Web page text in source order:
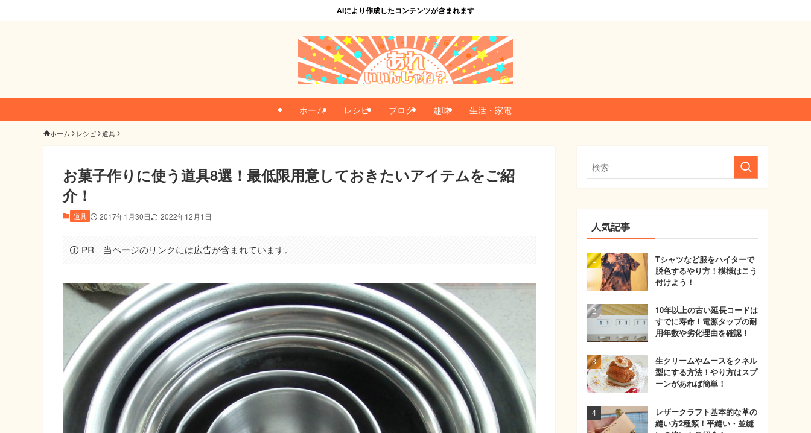
AIにより作成したコンテンツが含まれます
ホーム レシピ ブログ 趣味 生活・家電
ホーム レシピ 道具
お菓子作りに使う道具8選！最低限用意しておきたいアイテムをご紹
介！
道具 2017年1月30日 2022年12月1日
PR 当ページのリンクには広告が含まれています。
人気記事
Tシャツなど服をハイターで
脱色するやり方！模様はこう
付けよう！
10年以上の古い延長コードは
すでに寿命！電源タップの耐
用年数や劣化理由を確認！
生クリームやムースをクネル
型にする方法！やり方はスプ
ーンがあれば簡単！
レザークラフト基本的な革の
縫い方2種類！平縫い・並縫